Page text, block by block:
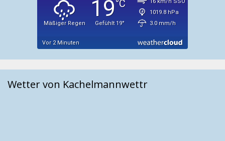
Wetter von Kachelmannwettr